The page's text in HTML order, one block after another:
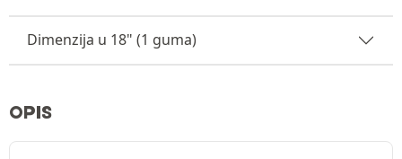
Dimenzija u 18" (1 guma)
OPIS